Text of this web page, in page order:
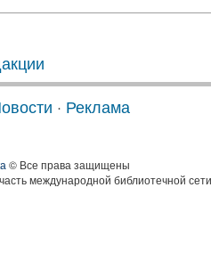
· Реклама
© Все права защищены
международной библиотечной